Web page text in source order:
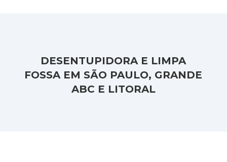
DESENTUPIDORA E LIMPA
FOSSA EM SÃO PAULO, GRANDE
ABC E LITORAL